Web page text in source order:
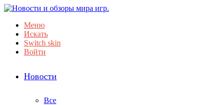
Меню
Искать
Switch skin
Войти
Новости
Все